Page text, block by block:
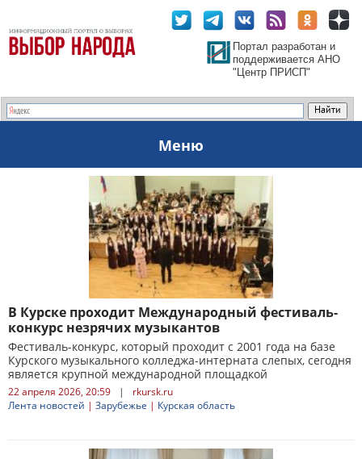
Портал разработан и
поддерживается АНО
"Центр ПРИСП"
Меню
В Курске проходит Международный фестиваль-
конкурс незрячих музыкантов
Фестиваль-конкурс, который проходит с 2001 года на базе
Курского музыкального колледжа-интерната слепых, сегодня
является крупной международной площадкой
22 апреля 2026, 20:59 |
rkursk.ru
Лента новостей | Зарубежье | Курская область